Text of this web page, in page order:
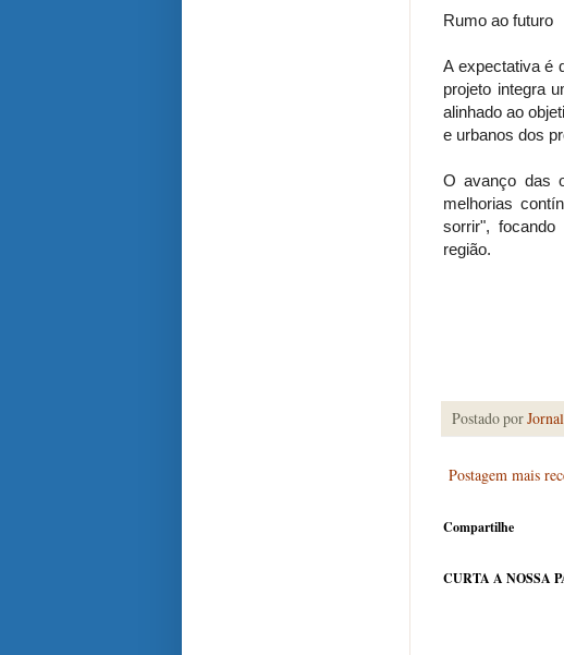
Rumo ao futuro
A expectativa é
projeto integra
alinhado ao
e urbanos dos
O avanço das
melhorias
sorrir",
região.
Postado por
Postagem mais
Compartilhe
CURTA A NOSSA